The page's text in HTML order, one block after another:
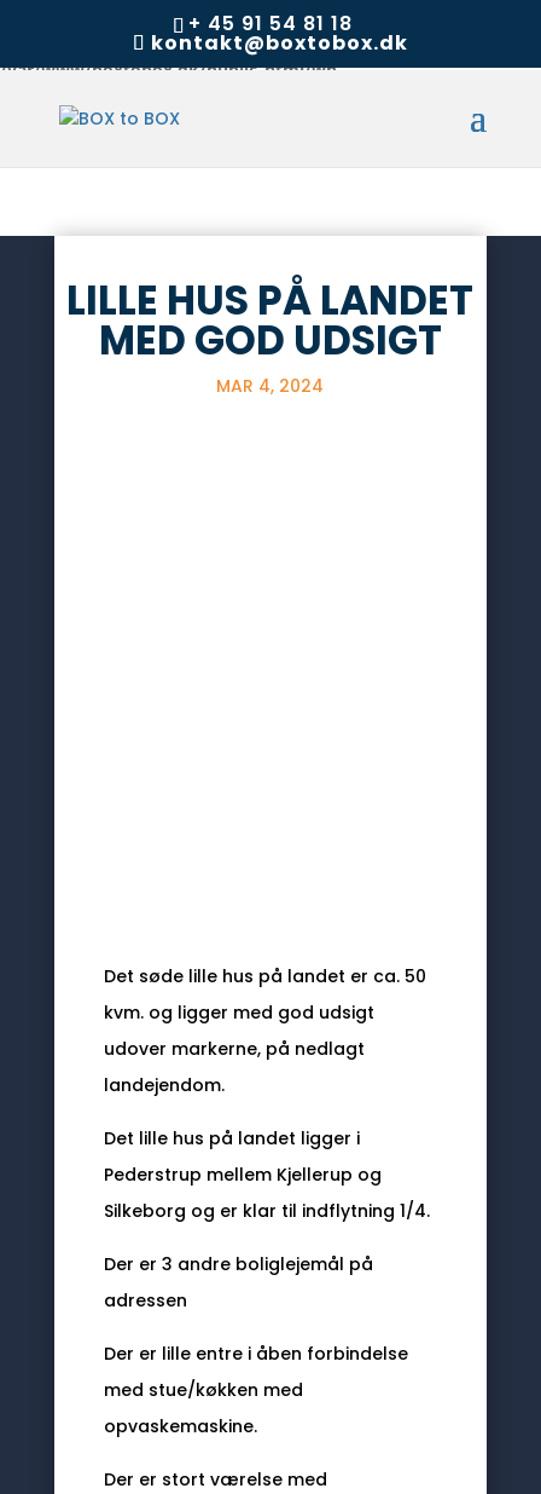
: Undefined array key "datatables" in
/var/www/boxtobox.dk/public_html/wp-
on line249
+ 45 91 54 81 18
kontakt@boxtobox.dk
LILLE HUS PÅ LANDET
MED GOD UDSIGT
MAR 4, 2024
Det søde lille hus på landet er ca. 50
kvm. og ligger med god udsigt
udover markerne, på nedlagt
landejendom.
Det lille hus på landet ligger i
Pederstrup mellem Kjellerup og
Silkeborg og er klar til indflytning 1/4.
Der er 3 andre boliglejemål på
adressen
Der er lille entre i åben forbindelse
med stue/køkken med
opvaskemaskine.
Der er stort værelse med